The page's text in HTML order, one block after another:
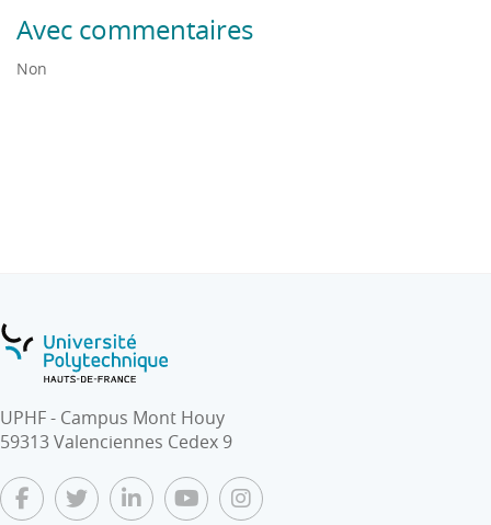
Avec commentaires
Non
UPHF - Campus Mont Houy
59313 Valenciennes Cedex 9